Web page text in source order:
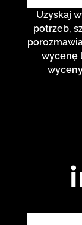
Uzyskaj
potrzeb,
wycenę